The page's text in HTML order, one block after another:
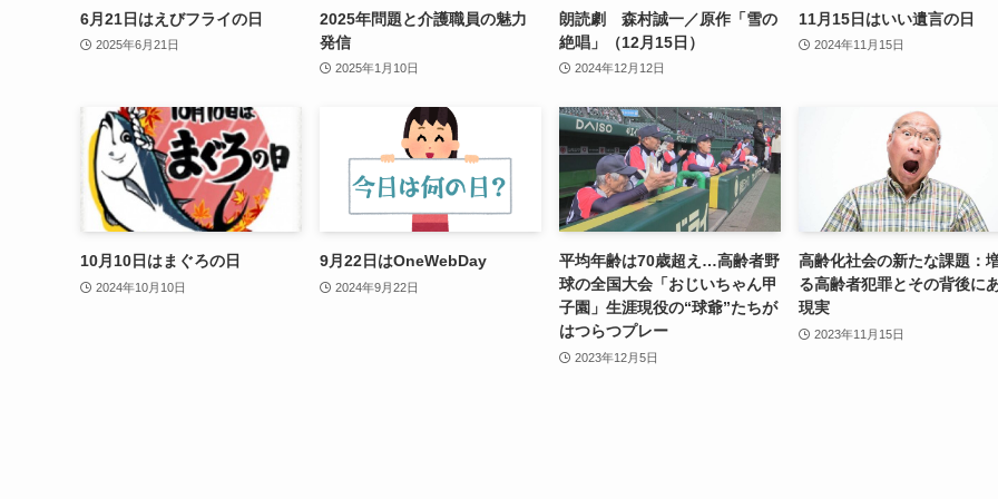
6月21日はえびフライの日
2025年6月21日
2025年問題と介護職員の魅力
発信
2025年1月10日
朗読劇 森村誠一／原作「雪の
絶唱」（12月15日）
2024年12月12日
11月15日はいい遺言の日
2024年11月15日
10月10日はまぐろの日
2024年10月10日
9月22日はOneWebDay
2024年9月22日
平均年齢は70歳超え…高齢者野
球の全国大会「おじいちゃん甲
子園」生涯現役の“球爺”たちが
はつらつプレー
2023年12月5日
高齢化社会の新たな課題：
る高齢者犯罪とその背後に
現実
2023年11月15日